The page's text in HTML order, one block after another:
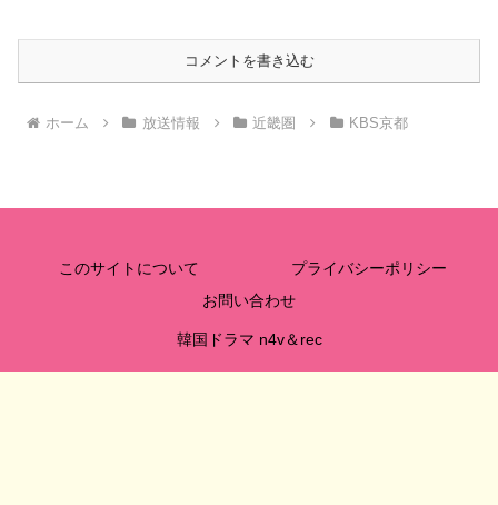
コメントを書き込む
ホーム 放送情報 近畿圏 KBS京都
このサイトについて
プライバシーポリシー
お問い合わせ
韓国ドラマ n4v＆rec